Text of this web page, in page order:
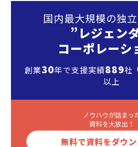
国内最大規模の独
”レジェン
コーポレーシ
創業30年で支援実績889社
以上
ノウハウが詰まっ
資料を大放出！
無料で資料をダウ